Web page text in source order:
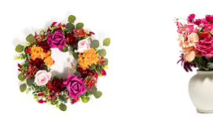
Pflege
trocken abstauben